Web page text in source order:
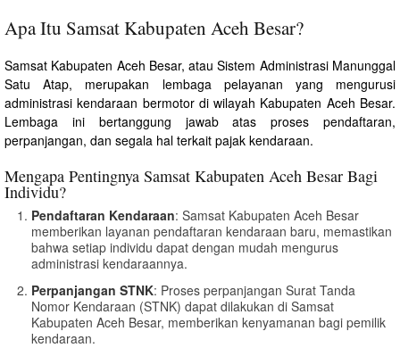
Apa Itu Samsat Kabupaten Aceh Besar?
Samsat Kabupaten Aceh Besar, atau Sistem Administrasi Manunggal
Satu Atap, merupakan lembaga pelayanan yang mengurusi
administrasi kendaraan bermotor di wilayah Kabupaten Aceh Besar.
Lembaga ini bertanggung jawab atas proses pendaftaran,
perpanjangan, dan segala hal terkait pajak kendaraan.
Mengapa Pentingnya Samsat Kabupaten Aceh Besar Bagi
Individu?
Pendaftaran Kendaraan: Samsat Kabupaten Aceh Besar
memberikan layanan pendaftaran kendaraan baru, memastikan
bahwa setiap individu dapat dengan mudah mengurus
administrasi kendaraannya.
Perpanjangan STNK: Proses perpanjangan Surat Tanda
Nomor Kendaraan (STNK) dapat dilakukan di Samsat
Kabupaten Aceh Besar, memberikan kenyamanan bagi pemilik
kendaraan.